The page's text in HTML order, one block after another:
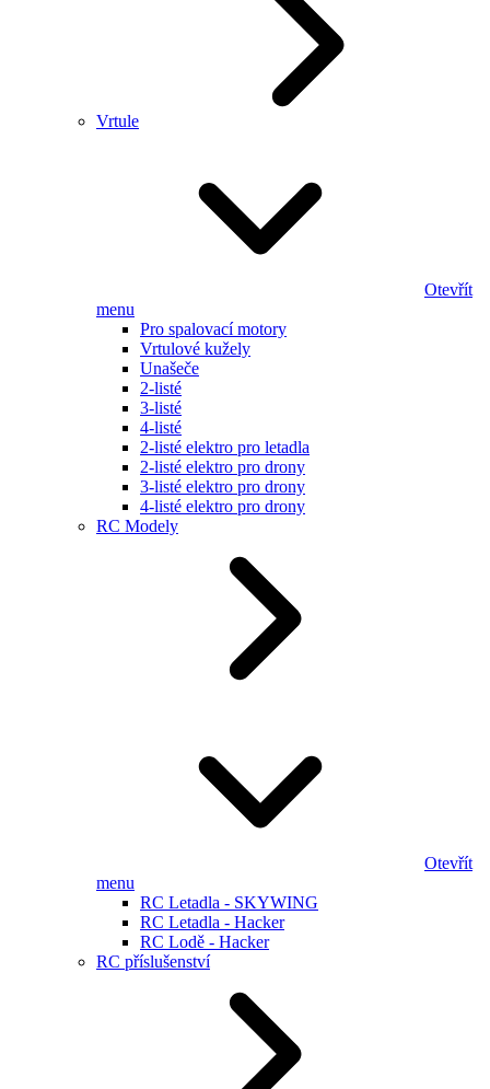
Vrtule
Otevřít
menu
Pro spalovací motory
Vrtulové kužely
Unašeče
2-listé
3-listé
4-listé
2-listé elektro pro letadla
2-listé elektro pro drony
3-listé elektro pro drony
4-listé elektro pro drony
RC Modely
Otevřít
menu
RC Letadla - SKYWING
RC Letadla - Hacker
RC Lodě - Hacker
RC příslušenství